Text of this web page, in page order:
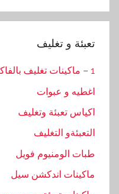
تعبئة و تغليف
1 – ماكينات تغليف بالفاكيوم
اغطيه و عبوات
اكياس تعبئة وتغليف
التعبئةو التغليف
طبات الومنيوم فويل
ماكينات اندكشن سيل